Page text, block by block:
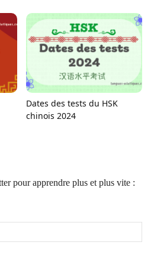
Dates des tests du HSK
chinois 2024
pour apprendre plus et plus vite :